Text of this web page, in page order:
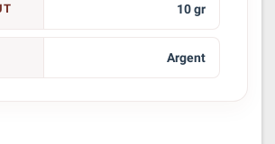
10 gr
Argent